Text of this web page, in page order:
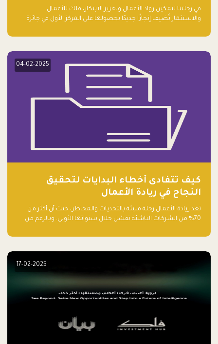
ريادة الأعمال الصاعدة لعام ٢٠٢٤
في رحلتنا لتمكين رواد الأعمال وتعزيز الابتكار، فلك للأعمال
والاستثمار تُضيف إنجازًا جديدًا بحصولها على المركز الأول في جائزة
04-02-2025
كيف تتفادى أخطاء البدايات لتحقيق
النجاح في ريادة الأعمال
تعد ريادة الأعمال رحلة مليئة بالتحديات والمخاطر، حيث أن أكثر من
70% من الشركات الناشئة تفشل خلال سنواتها الأولى. وبالرغم من
الكثيرون في بداية رحلتهم، وهي التي قد تعرقل نجاحهم. في هذا
17-02-2025